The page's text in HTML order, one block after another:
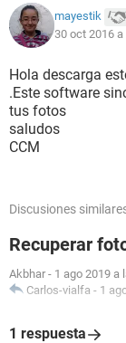
mayestik
30 oct 2016
Hola descarga
.Este software
tus fotos
saludos
CCM
Discusiones
Recuperar
Akbhar - 1 ago 2019 a
Carlos-vialfa - 1
1 respuesta